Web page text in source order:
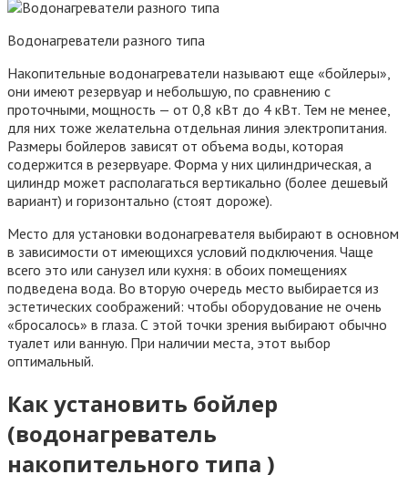
Водонагреватели разного типа
Накопительные водонагреватели называют еще «бойлеры»,
они имеют резервуар и небольшую, по сравнению с
проточными, мощность — от 0,8 кВт до 4 кВт. Тем не менее,
для них тоже желательна отдельная линия электропитания.
Размеры бойлеров зависят от объема воды, которая
содержится в резервуаре. Форма у них цилиндрическая, а
цилиндр может располагаться вертикально (более дешевый
вариант) и горизонтально (стоят дороже).
Место для установки водонагревателя выбирают в основном
в зависимости от имеющихся условий подключения. Чаще
всего это или санузел или кухня: в обоих помещениях
подведена вода. Во вторую очередь место выбирается из
эстетических соображений: чтобы оборудование не очень
«бросалось» в глаза. С этой точки зрения выбирают обычно
туалет или ванную. При наличии места, этот выбор
оптимальный.
Как установить бойлер
(водонагреватель
накопительного типа )